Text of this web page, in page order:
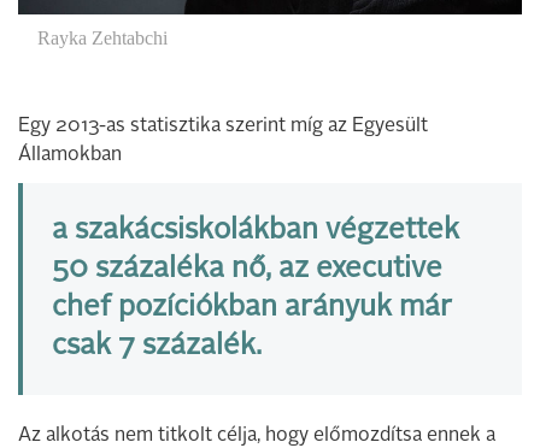
Rayka Zehtabchi
Egy 2013-as statisztika szerint míg az Egyesült
Államokban
a szakácsiskolákban végzettek
50 százaléka nő, az executive
chef pozíciókban arányuk már
csak 7 százalék.
Az alkotás nem titkolt célja, hogy előmozdítsa ennek a